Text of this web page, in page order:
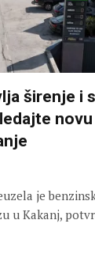
širenje i
novu
je
u Kakanj,